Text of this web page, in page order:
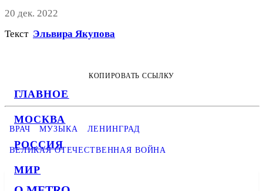
ГЛАВНОЕ
МОСКВА
РОССИЯ
МИР
20 дек. 2022
Текст Эльвира Якупова
КОПИРОВАТЬ ССЫЛКУ
ВРАЧ МУЗЫКА ЛЕНИНГРАД
ВЕЛИКАЯ ОТЕЧЕСТВЕННАЯ ВОЙНА